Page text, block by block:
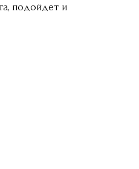
подойдет и